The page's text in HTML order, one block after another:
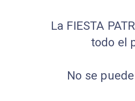
La FIESTA
todo el
No se